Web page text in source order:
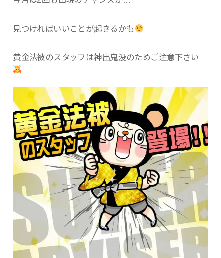
見つければいいことが起きるかも
黄金法被のスタッフは神出鬼没のためご注意下さい